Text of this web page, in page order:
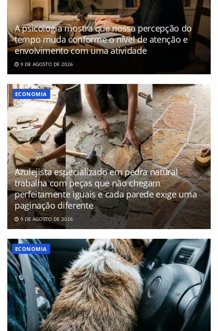
A psicologia mostra que nossa percepção do
tempo muda conforme o nível de atenção e
envolvimento com uma atividade
9 DE AGOSTO DE 2026
ECONOMIA
Azulejista especializado em pedra natural
trabalha com peças que não chegam
perfeitamente iguais e cada parede exige uma
paginação diferente
9 DE AGOSTO DE 2026
ECONOMIA